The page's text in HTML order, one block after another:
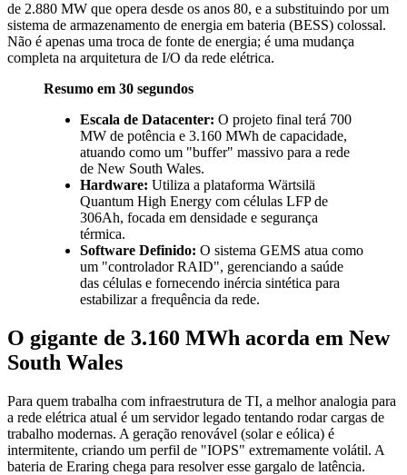
de 2.880 MW que opera desde os anos 80, e a substituindo por um
sistema de armazenamento de energia em bateria (BESS) colossal.
Não é apenas uma troca de fonte de energia; é uma mudança
completa na arquitetura de I/O da rede elétrica.
Resumo em 30 segundos
Escala de Datacenter: O projeto final terá 700
MW de potência e 3.160 MWh de capacidade,
atuando como um "buffer" massivo para a rede
de New South Wales.
Hardware: Utiliza a plataforma Wärtsilä
Quantum High Energy com células LFP de
306Ah, focada em densidade e segurança
térmica.
Software Definido: O sistema GEMS atua como
um "controlador RAID", gerenciando a saúde
das células e fornecendo inércia sintética para
estabilizar a frequência da rede.
O gigante de 3.160 MWh acorda em New
South Wales
Para quem trabalha com infraestrutura de TI, a melhor analogia para
a rede elétrica atual é um servidor legado tentando rodar cargas de
trabalho modernas. A geração renovável (solar e eólica) é
intermitente, criando um perfil de "IOPS" extremamente volátil. A
bateria de Eraring chega para resolver esse gargalo de latência.